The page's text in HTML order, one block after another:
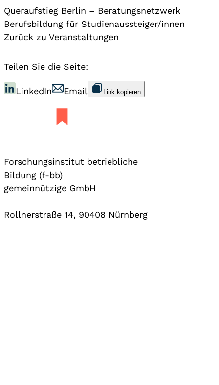
Queraufstieg Berlin – Beratungsnetzwerk
Berufsbildung für Studienaussteiger/innen
Zurück zu Veranstaltungen
Teilen Sie die Seite:
LinkedIn Email Link kopieren
Forschungsinstitut betriebliche
Bildung (f-bb)
gemeinnützige GmbH
Rollnerstraße 14, 90408 Nürnberg